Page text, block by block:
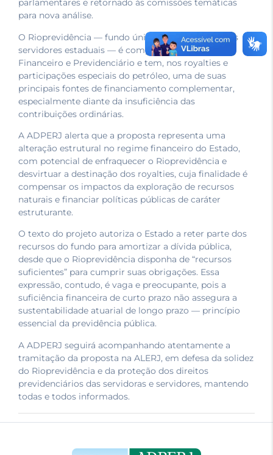
parlamentares e retornado às comissões temáticas
para nova análise.
O Rioprevidência — fundo único de previdência dos
servidores estaduais — é composto pelos planos
Financeiro e Previdenciário e tem, nos royalties e
participações especiais do petróleo, uma de suas
principais fontes de financiamento complementar,
especialmente diante da insuficiência das
contribuições ordinárias.
A ADPERJ alerta que a proposta representa uma
alteração estrutural no regime financeiro do Estado,
com potencial de enfraquecer o Rioprevidência e
desvirtuar a destinação dos royalties, cuja finalidade é
compensar os impactos da exploração de recursos
naturais e financiar políticas públicas de caráter
estruturante.
O texto do projeto autoriza o Estado a reter parte dos
recursos do fundo para amortizar a dívida pública,
desde que o Rioprevidência disponha de “recursos
suficientes” para cumprir suas obrigações. Essa
expressão, contudo, é vaga e preocupante, pois a
suficiência financeira de curto prazo não assegura a
sustentabilidade atuarial de longo prazo — princípio
essencial da previdência pública.
A ADPERJ seguirá acompanhando atentamente a
tramitação da proposta na ALERJ, em defesa da solidez
do Rioprevidência e da proteção dos direitos
previdenciários das servidoras e servidores, mantendo
todas e todos informados.